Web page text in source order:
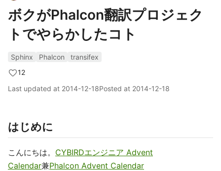
ボクがPhalcon翻訳プロジェク
トでやらかしたコト
Sphinx Phalcon
transifex
12
Last updated at 2014-12-18Posted at 2014-12-18
はじめに
こんにちは。 CYBIRDエンジニア Advent
Calendar兼Phalcon Advent Calendar